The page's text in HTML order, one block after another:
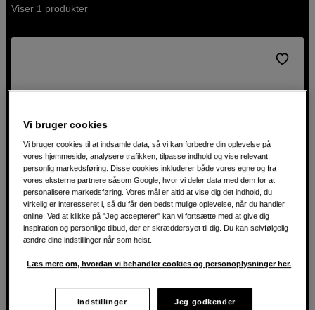
Viser 1 produkter
Bærbar festhøjttaler med mikrofon og Bluetooth
2" diskant og 6,5" bas
Vi bruger cookies
Vi bruger cookies til at indsamle data, så vi kan forbedre din oplevelse på
vores hjemmeside, analysere trafikken, tilpasse indhold og vise relevant,
personlig markedsføring. Disse cookies inkluderer både vores egne og fra
vores eksterne partnere såsom Google, hvor vi deler data med dem for at
personalisere markedsføring. Vores mål er altid at vise dig det indhold, du
virkelig er interesseret i, så du får den bedst mulige oplevelse, når du handler
online. Ved at klikke på "Jeg accepterer" kan vi fortsætte med at give dig
inspiration og personlige tilbud, der er skræddersyet til dig. Du kan selvfølgelig
ændre dine indstillinger når som helst.
Læs mere om, hvordan vi behandler cookies og personoplysninger her.
Indstillinger Jeg godkender